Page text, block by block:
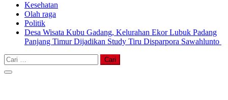
Kesehatan
Olah raga
Politik
Desa Wisata Kubu Gadang, Kelurahan Ekor Lubuk Padang
Panjang Timur Dijadikan Study Tiru Disparpora Sawahlunto
Cari
untuk: